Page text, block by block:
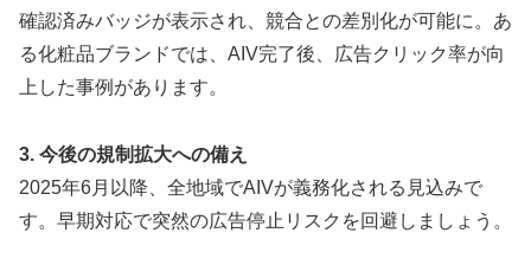
確認済みバッジが表示され、競合との差別化が可能に。あ
る化粧品ブランドでは、AIV完了後、広告クリック率が向
上した事例があります。
3. 今後の規制拡大への備え
2025年6月以降、全地域でAIVが義務化される見込みで
す。早期対応で突然の広告停止リスクを回避しましょう。